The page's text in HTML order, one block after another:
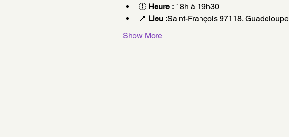
🕕 Heure : 18h à 19h30
📍 Lieu :Saint-François 97118, Guadeloupe
Show More